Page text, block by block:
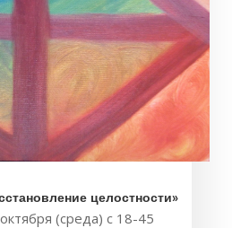
целостности»
(среда) с 18-45